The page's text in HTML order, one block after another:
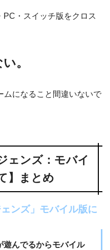
・スイッチ版をクロス
。
ムになること間違いないで
ェンズ：モバイ
】まとめ
ンズ」モバイル版に
遊んでるからモバイル